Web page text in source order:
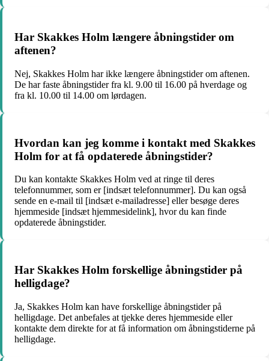
Har Skakkes Holm længere åbningstider om
aftenen?
Nej, Skakkes Holm har ikke længere åbningstider om aftenen.
De har faste åbningstider fra kl. 9.00 til 16.00 på hverdage og
fra kl. 10.00 til 14.00 om lørdagen.
Hvordan kan jeg komme i kontakt med Skakkes
Holm for at få opdaterede åbningstider?
Du kan kontakte Skakkes Holm ved at ringe til deres
telefonnummer, som er [indsæt telefonnummer]. Du kan også
sende en e-mail til [indsæt e-mailadresse] eller besøge deres
hjemmeside [indsæt hjemmesidelink], hvor du kan finde
opdaterede åbningstider.
Har Skakkes Holm forskellige åbningstider på
helligdage?
Ja, Skakkes Holm kan have forskellige åbningstider på
helligdage. Det anbefales at tjekke deres hjemmeside eller
kontakte dem direkte for at få information om åbningstiderne på
helligdage.